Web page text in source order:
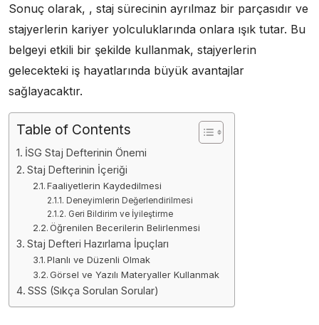
Sonuç olarak, , staj sürecinin ayrılmaz bir parçasıdır ve
stajyerlerin kariyer yolculuklarında onlara ışık tutar. Bu
belgeyi etkili bir şekilde kullanmak, stajyerlerin
gelecekteki iş hayatlarında büyük avantajlar
sağlayacaktır.
Table of Contents
İSG Staj Defterinin Önemi
Staj Defterinin İçeriği
Faaliyetlerin Kaydedilmesi
Deneyimlerin Değerlendirilmesi
Geri Bildirim ve İyileştirme
Öğrenilen Becerilerin Belirlenmesi
Staj Defteri Hazırlama İpuçları
Planlı ve Düzenli Olmak
Görsel ve Yazılı Materyaller Kullanmak
SSS (Sıkça Sorulan Sorular)